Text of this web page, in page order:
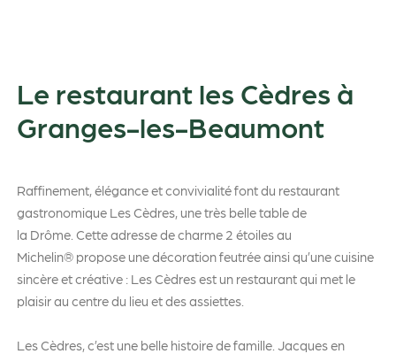
Le restaurant les Cèdres à
Granges-les-Beaumont
Raffinement, élégance et convivialité font du restaurant
gastronomique Les Cèdres, une très belle table de
la Drôme. Cette adresse de charme 2 étoiles au
Michelin® propose une décoration feutrée ainsi qu’une cuisine
sincère et créative : Les Cèdres est un restaurant qui met le
plaisir au centre du lieu et des assiettes.
Les Cèdres, c’est une belle histoire de famille. Jacques en